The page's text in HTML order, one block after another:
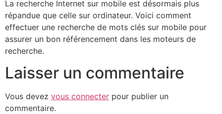
La recherche Internet sur mobile est désormais plus
répandue que celle sur ordinateur. Voici comment
effectuer une recherche de mots clés sur mobile pour
assurer un bon référencement dans les moteurs de
recherche.
Laisser un commentaire
Vous devez vous connecter pour publier un
commentaire.